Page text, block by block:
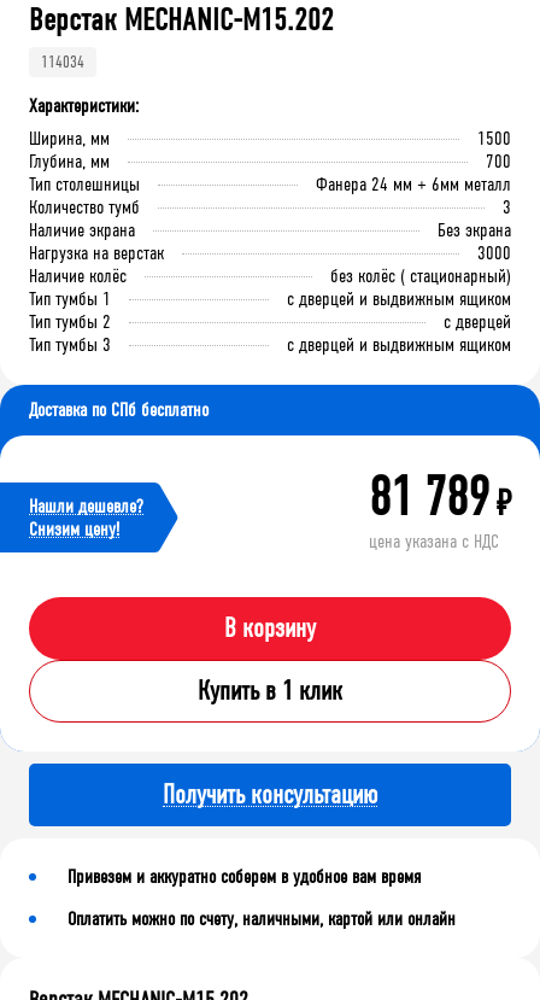
Верстак MECHANIC-М15.202
114034
Характеристики:
Ширина, мм
1500
Глубина, мм
700
Тип столешницы
Фанера 24 мм + 6мм металл
Количество тумб
3
Наличие экрана
Без экрана
Нагрузка на верстак
3000
Наличие колёс
без колёс ( стационарный)
Тип тумбы 1
с дверцей и выдвижным ящиком
Тип тумбы 2
с дверцей
Тип тумбы 3
с дверцей и выдвижным ящиком
Доставка по СПб бесплатно
Нашли дешевле?
Cнизим цену!
81 789₽
цена указана с НДС
В корзину
Купить в 1 клик
Получить консультацию
Привезем и аккуратно соберем в удобное вам время
Оплатить можно по счету, наличными, картой или онлайн